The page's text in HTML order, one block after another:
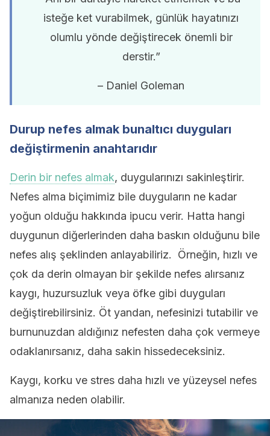
isteğe ket vurabilmek, günlük hayatınızı
olumlu yönde değiştirecek önemli bir
derstir.”
– Daniel Goleman
Durup nefes almak bunaltıcı duyguları
değiştirmenin anahtarıdır
Derin bir nefes almak, duygularınızı sakinleştirir.
Nefes alma biçimimiz bile duyguların ne kadar
yoğun olduğu hakkında ipucu verir. Hatta hangi
duygunun diğerlerinden daha baskın olduğunu bile
nefes alış şeklinden anlayabiliriz. Örneğin, hızlı ve
çok da derin olmayan bir şekilde nefes alırsanız
kaygı, huzursuzluk veya öfke gibi duyguları
değiştirebilirsiniz. Öt yandan, nefesinizi tutabilir ve
burnunuzdan aldığınız nefesten daha çok vermeye
odaklanırsanız, daha sakin hissedeceksiniz.
Kaygı, korku ve stres daha hızlı ve yüzeysel nefes
almanıza neden olabilir.